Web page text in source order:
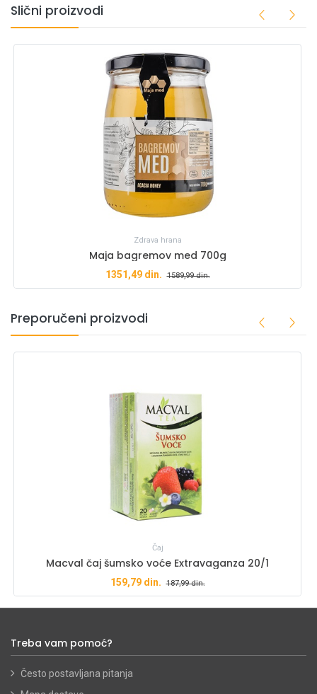
Slični proizvodi
Zdrava hrana
Maja bagremov med 700g
1351,49din. 1589,99din.
Preporučeni proizvodi
Čaj
Macval čaj šumsko voće Extravaganza 20/1
159,79din. 187,99din.
Treba vam pomoć?
Često postavljana pitanja